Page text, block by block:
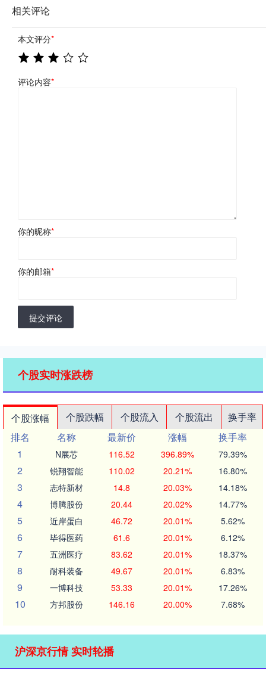
相关评论
本文评分*
评论内容*
你的昵称*
你的邮箱*
提交评论
个股实时涨跌榜
个股涨幅 个股跌幅 个股流入 个股流出
换手率
排名
名称 最新价 涨幅
换手率
1
N展芯 116.52 396.89% 79.39%
2 锐翔智能 110.02 20.21% 16.80%
3 志特新材 14.8 20.03% 14.18%
4 博腾股份 20.44 20.02% 14.77%
5 近岸蛋白 46.72 20.01% 5.62%
6 毕得医药 61.6 20.01% 6.12%
7 五洲医疗 83.62 20.01% 18.37%
8 耐科装备 49.67 20.01% 6.83%
9 一博科技 53.33 20.01% 17.26%
10 方邦股份 146.16 20.00% 7.68%
沪深京行情 实时轮播